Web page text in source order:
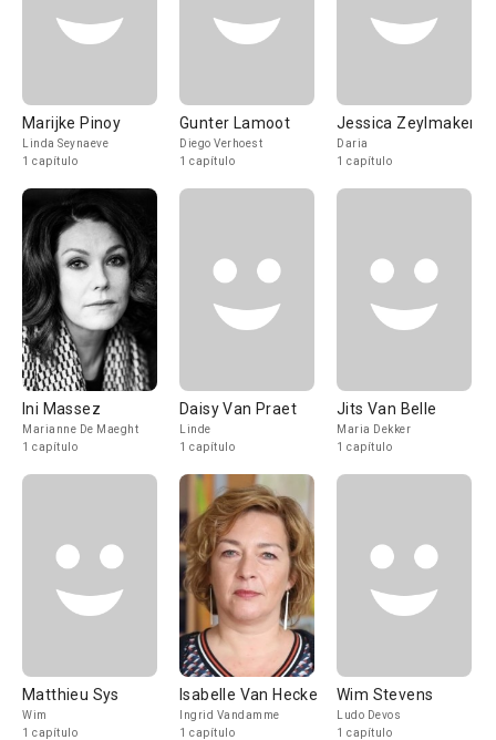
Marijke Pinoy
Linda Seynaeve
1 capítulo
Gunter Lamoot
Diego Verhoest
1 capítulo
Jessica Zeylmaker
Daria
1 capítulo
Ini Massez
Marianne De Maeght
1 capítulo
Daisy Van Praet
Linde
1 capítulo
Jits Van Belle
Maria Dekker
1 capítulo
Matthieu Sys
Wim
1 capítulo
Isabelle Van Hecke
Ingrid Vandamme
1 capítulo
Wim Stevens
Ludo Devos
1 capítulo